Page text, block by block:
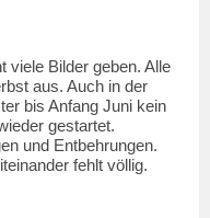
viele Bilder geben. Alle
aus. Auch in der
bis Anfang Juni kein
gestartet.
und Entbehrungen.
fehlt völlig.